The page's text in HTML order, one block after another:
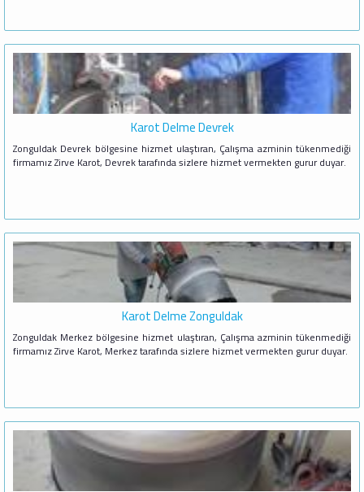
Karot Delme Devrek
Zonguldak Devrek bölgesine hizmet ulaştıran, Çalışma azminin tükenmediği
firmamız Zirve Karot, Devrek tarafında sizlere hizmet vermekten gurur duyar.
Karot Delme Zonguldak
Zonguldak Merkez bölgesine hizmet ulaştıran, Çalışma azminin tükenmediği
firmamız Zirve Karot, Merkez tarafında sizlere hizmet vermekten gurur duyar.